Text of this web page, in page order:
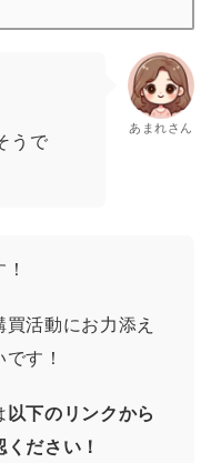
うで
あまれさん
活動にお力添え
す！
以下のリンクから
ださい！